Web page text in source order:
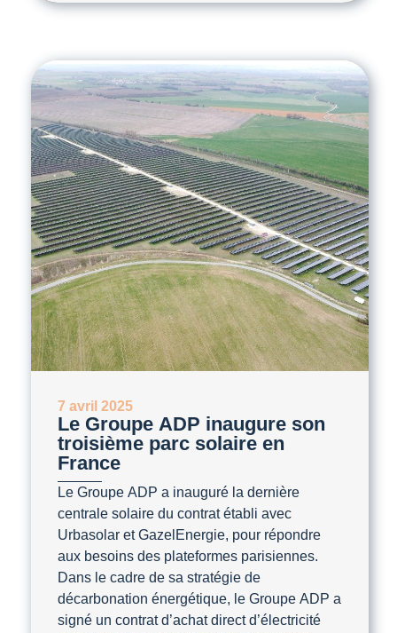
7 avril 2025
Le Groupe ADP inaugure son
troisième parc solaire en
France
Le Groupe ADP a inauguré la dernière
centrale solaire du contrat établi avec
Urbasolar et GazelEnergie, pour répondre
aux besoins des plateformes parisiennes.
Dans le cadre de sa stratégie de
décarbonation énergétique, le Groupe ADP a
signé un contrat d’achat direct d’électricité